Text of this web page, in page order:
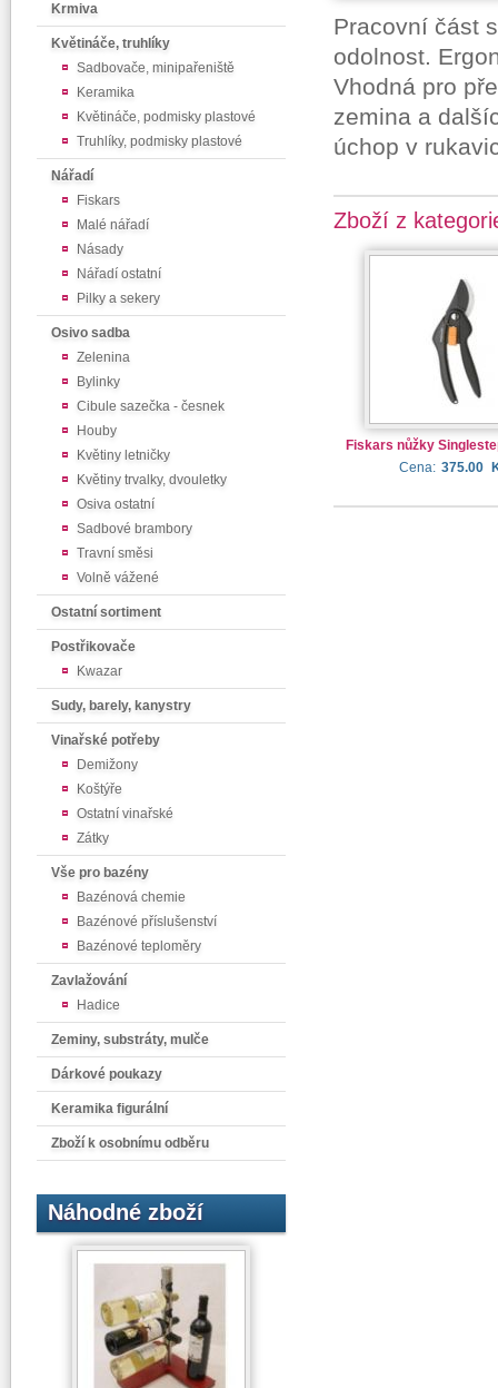
Krmiva
Květináče, truhlíky
Sadbovače, minipařeniště
Keramika
Květináče, podmisky plastové
Truhlíky, podmisky plastové
Nářadí
Fiskars
Malé nářadí
Násady
Nářadí ostatní
Pilky a sekery
Osivo sadba
Zelenina
Bylinky
Cibule sazečka - česnek
Houby
Květiny letničky
Květiny trvalky, dvouletky
Osiva ostatní
Sadbové brambory
Travní směsi
Volně vážené
Ostatní sortiment
Postřikovače
Kwazar
Sudy, barely, kanystry
Vinařské potřeby
Demižony
Koštýře
Ostatní vinařské
Zátky
Vše pro bazény
Bazénová chemie
Bazénové příslušenství
Bazénové teploměry
Zavlažování
Hadice
Zeminy, substráty, mulče
Dárkové poukazy
Keramika figurální
Zboží k osobnímu odběru
Náhodné zboží
Pracovní část
odolnost.
Vhodná pro
zemina a
úchop v
Zboží z
Fiskars nůžky
Cena: 375.00